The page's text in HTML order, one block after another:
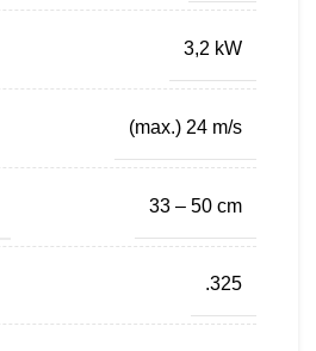
3,2 kW
(max.) 24 m/s
33 – 50 cm
.325